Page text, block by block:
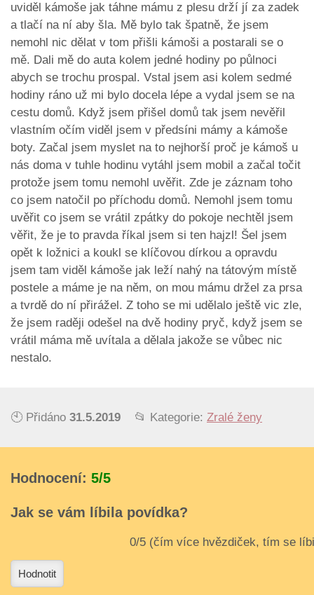
uviděl kámoše jak táhne mámu z plesu drží jí za zadek
a tlačí na ní aby šla. Mě bylo tak špatně, že jsem
nemohl nic dělat v tom přišli kámoši a postarali se o
mě. Dali mě do auta kolem jedné hodiny po půlnoci
abych se trochu prospal. Vstal jsem asi kolem sedmé
hodiny ráno už mi bylo docela lépe a vydal jsem se na
cestu domů. Když jsem přišel domů tak jsem nevěřil
vlastním očím viděl jsem v předsíni mámy a kámoše
boty. Začal jsem myslet na to nejhorší proč je kámoš u
nás doma v tuhle hodinu vytáhl jsem mobil a začal točit
protože jsem tomu nemohl uvěřit. Zde je záznam toho
co jsem natočil po příchodu domů. Nemohl jsem tomu
uvěřit co jsem se vrátil zpátky do pokoje nechtěl jsem
věřit, že je to pravda říkal jsem si ten hajzl! Šel jsem
opět k ložnici a koukl se klíčovou dírkou a opravdu
jsem tam viděl kámoše jak leží nahý na tátovým místě
postele a máme je na něm, on mou mámu držel za prsa
a tvrdě do ní přirážel. Z toho se mi udělalo ještě vic zle,
že jsem raději odešel na dvě hodiny pryč, když jsem se
vrátil máma mě uvítala a dělala jakože se vůbec nic
nestalo.
🕙 Přidáno 31.5.2019 📂 Kategorie: Zralé ženy
Hodnocení: 5/5
Jak se vám líbila povídka?
Hodnotit